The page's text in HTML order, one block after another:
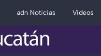
adn Noticias Videos